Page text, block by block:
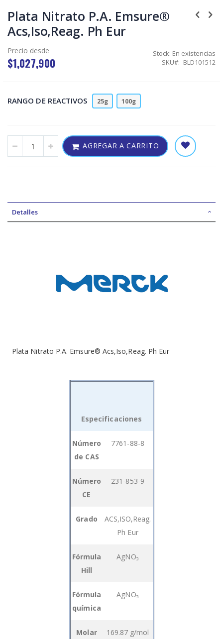
to
the
beginning
of
images
gallery
Plata Nitrato P.A. Emsure®
Acs,Iso,Reag. Ph Eur
Precio desde
$1,027,900
Stock: En existencias
SKU
BLD101512
RANGO DE REACTIVOS 25g 100g
AGREGAR A CARRITO
Detalles
Plata Nitrato P.A. Emsure® Acs,Iso,Reag. Ph Eur
Especificaciones
Número
de CAS
7761-88-8
Número
CE
231-853-9
Grado
ACS,ISO,Reag.
Ph Eur
Fórmula
Hill
AgNO₃
Fórmula
química
AgNO₃
Molar
169.87 g/mol